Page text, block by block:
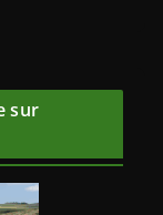
sur